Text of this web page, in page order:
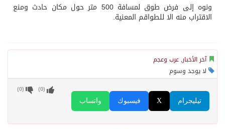
ونوه إلى فرض طوق لمسافة 500 متر حول مكان حادث ومنع
الاقتراب منه الا للطواقم المعنية.
آخر الأخبار, عرب وعجم
لا يوجد وسوم
واتساب فيسبوك X تيليجرام
(
0
) (
0
)